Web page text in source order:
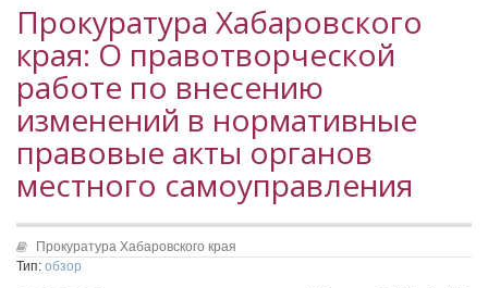
Опыт регионов
Уровень 3
Методические материалы
Опыт муниципалитетов
Судебная практика
Прокуратура Хабаровского края
Мнение специалиста
Конкурсы Совета
Семинары Совета
Учредительный договор
Члены СМО
Учредители
Руководящие органы
Съезд Совета
Председатель Совета
Ревизионная комиссия
Палаты Совета
Прокуратура Хабаровского
края: О правотворческой
работе по внесению
изменений в нормативные
правовые акты органов
местного самоуправления
Прокуратура Хабаровского края
Тип: обзор